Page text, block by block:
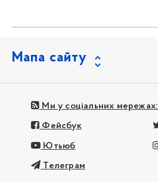
Мапа сайту
Ми у соціальних мережах:
Фейсбук
Ютьюб
Телеграм